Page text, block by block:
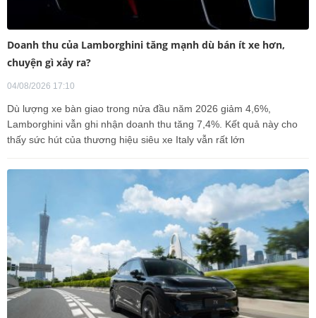
Doanh thu của Lamborghini tăng mạnh dù bán ít xe hơn,
chuyện gì xảy ra?
04/08/2026 17:10
Dù lượng xe bàn giao trong nửa đầu năm 2026 giảm 4,6%,
Lamborghini vẫn ghi nhận doanh thu tăng 7,4%. Kết quả này cho
thấy sức hút của thương hiệu siêu xe Italy vẫn rất lớn